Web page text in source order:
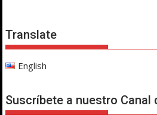
Translate
English
Suscríbete a nuestro Canal